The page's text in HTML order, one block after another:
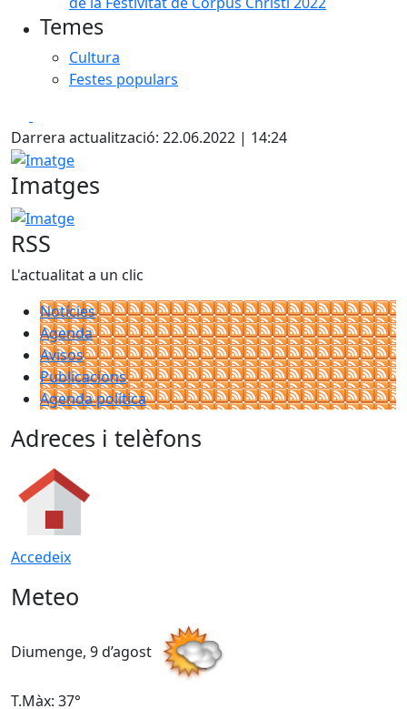
Temes
Cultura
Festes populars
Darrera actualització: 22.06.2022 | 14:24
Imatge
Imatges
Imatge
RSS
L'actualitat a un clic
Notícies
Agenda
Avisos
Publicacions
Agenda política
Adreces i telèfons
Accedeix
Meteo
Diumenge, 9 d’agost
T.Màx: 37°